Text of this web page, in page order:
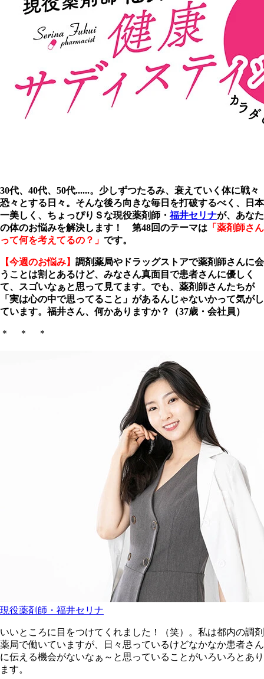
30代、40代、50代......。少しずつたるみ、衰えていく体に戦々
恐々とする日々。そんな後ろ向きな毎日を打破するべく、日本
一美しく、ちょっぴりＳな現役薬剤師・福井セリナが、あなた
の体のお悩みを解決します！ 第48回のテーマは 「薬剤師さん
って何を考えてるの？」 です。
【今週のお悩み】 調剤薬局やドラッグストアで薬剤師さんに会
うことは割とあるけど、みなさん真面目で患者さんに優しく
て、スゴいなぁと思って見てます。でも、薬剤師さんたちが
「実は心の中で思ってること」があるんじゃないかって気がし
ています。福井さん、何かありますか？（37歳・会社員）
＊ ＊ ＊
現役薬剤師・福井セリナ
いいところに目をつけてくれました！（笑）。私は都内の調剤
薬局で働いていますが、日々思っているけどなかなか患者さん
に伝える機会がないなぁ～と思っていることがいろいろとあり
ます。